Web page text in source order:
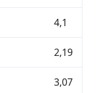
4,1
2,19
3,07